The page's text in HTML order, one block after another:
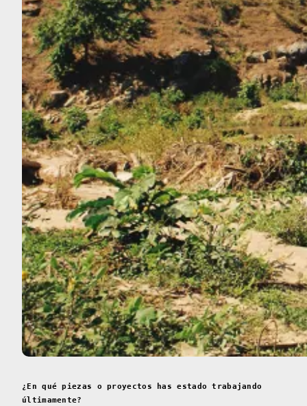
¿En qué piezas o proyectos has estado trabajando
últimamente?